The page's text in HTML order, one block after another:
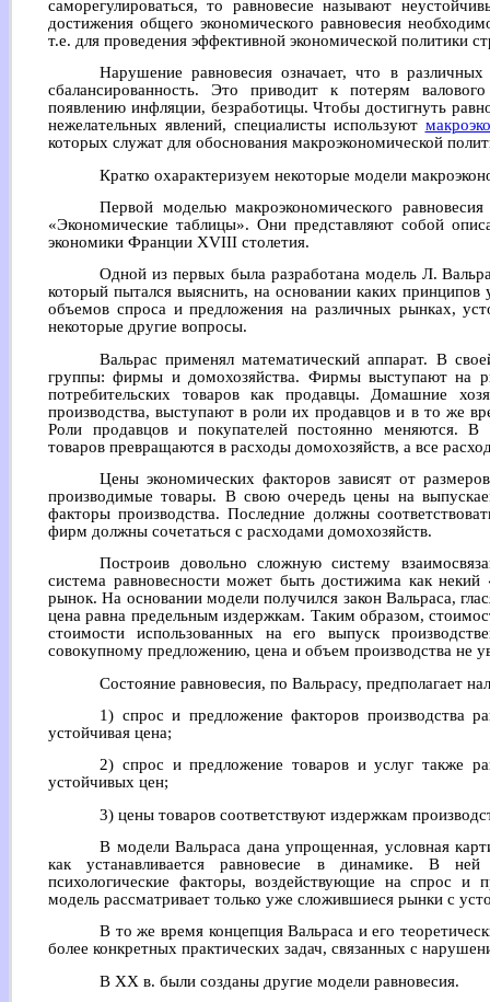
саморегулироваться, то равновесие называют
достижения общего экономического равновесия
т.е. для проведения эффективной экономической политики
Нарушение равновесия означает, что в
сбалансированность. Это приводит к потерям
появлению инфляции, безработицы. Чтобы достигнуть
нежелательных явлений, специалисты используют
которых служат для обоснования макроэкономической
Кратко охарактеризуем некоторые модели
Первой моделью макроэкономического
«Экономические таблицы». Они представляют собой
экономики Франции XVIII столетия.
Одной из первых была разработана модель Л.
который пытался выяснить, на основании каких принципов
объемов спроса и предложения на различных рынках,
некоторые другие вопросы.
Вальрас применял математический аппарат. В
группы: фирмы и домохозяйства. Фирмы выступают на
потребительских товаров как продавцы. Домашние
производства, выступают в роли их продавцов и в то же
Роли продавцов и покупателей постоянно меняются. В
товаров превращаются в расходы домохозяйств, а все
Цены экономических факторов зависят от
производимые товары. В свою очередь цены на
факторы производства. Последние должны
фирм должны сочетаться с расходами домохозяйств.
Построив довольно сложную систему
система равновесности может быть достижима как
рынок. На основании модели получился закон Вальраса,
цена равна предельным издержкам. Таким образом,
стоимости использованных на его выпуск
совокупному предложению, цена и объем производства не
Состояние равновесия, по Вальрасу, предполагает
1) спрос и предложение факторов производства
устойчивая цена;
2) спрос и предложение товаров и услуг также
устойчивых цен;
3) цены товаров соответствуют издержкам
В модели Вальраса дана упрощенная, условная
как устанавливается равновесие в динамике. В
психологические факторы, воздействующие на спрос и
модель рассматривает только уже сложившиеся рынки с
В то же время концепция Вальраса и его
более конкретных практических задач, связанных с
В XX в. были созданы другие модели равновесия.